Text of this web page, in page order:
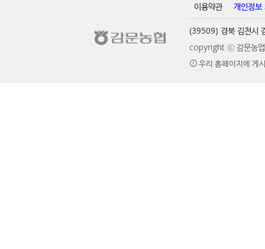
이용약관 개인정보
(39509) 경북 김천시
copyright ⓒ 감문농업
우리 홈페이지에 게